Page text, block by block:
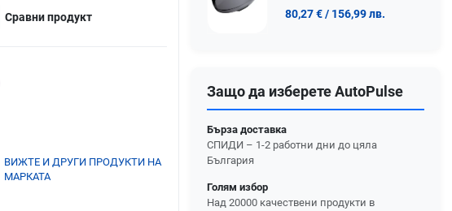
Сравни продукт
ВИЖТЕ И ДРУГИ ПРОДУКТИ НА
МАРКАТА
80,27 €/ 156,99 лв.
Защо да изберете AutoPulse
Бърза доставка
СПИДИ – 1-2 работни дни до цяла
България
Голям избор
Над 20000 качествени продукти в